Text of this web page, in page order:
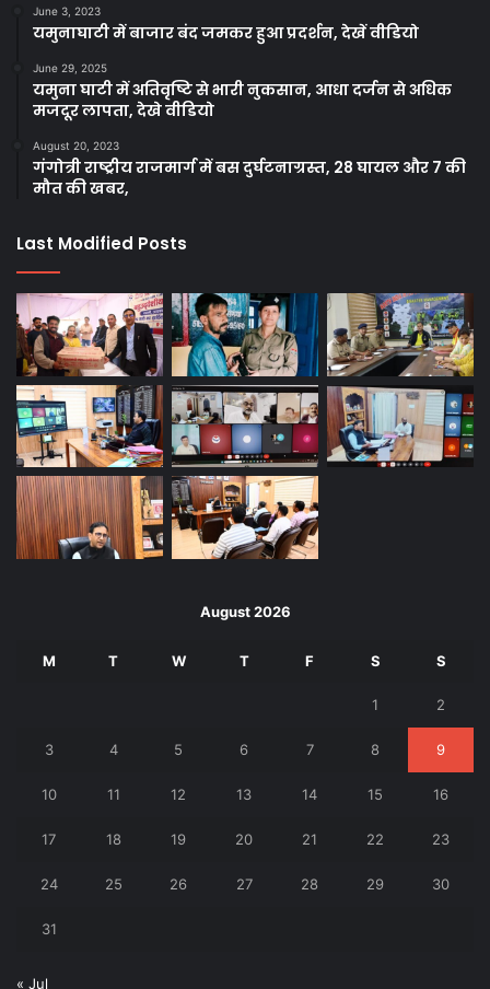
June 3, 2023
यमुनाघाटी में बाजार बंद जमकर हुआ प्रदर्शन, देखें वीडियो
June 29, 2025
यमुना घाटी में अतिवृष्टि से भारी नुकसान, आधा दर्जन से अधिक
मजदूर लापता, देखे वीडियो
August 20, 2023
गंगोत्री राष्ट्रीय राजमार्ग में बस दुर्घटनाग्रस्त, 28 घायल और 7 की
मौत की खबर,
Last Modified Posts
August 2026
M T W T F S S
1 2
3 4 5 6 7 8 9
10 11 12 13 14 15 16
17 18 19 20 21 22 23
24 25 26 27 28 29 30
31
« Jul